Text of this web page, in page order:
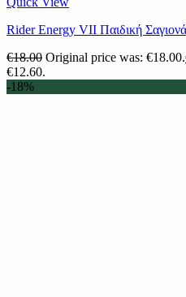
Rider Energy VII Παιδική
€18.00 Original price was: €18.00.
€12.60.
-18%